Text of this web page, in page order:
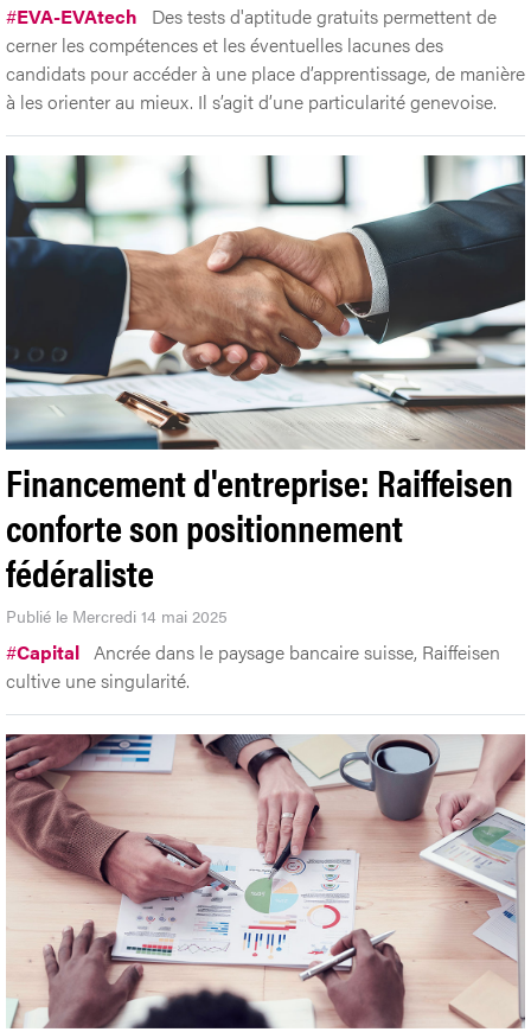
#EVA-EVAtech
Des tests d'aptitude gratuits permettent de
cerner les compétences et les éventuelles lacunes des
candidats pour accéder à une place d’apprentissage, de manière
à les orienter au mieux. Il s’agit d’une particularité genevoise.
Financement d'entreprise: Raiffeisen
conforte son positionnement
fédéraliste
Publié le Mercredi 14 mai 2025
#Capital Ancrée dans le paysage bancaire suisse, Raiffeisen
cultive une singularité.